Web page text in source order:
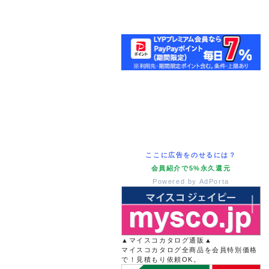
ここに広告をのせるには？
会員紹介で5%永久還元
Powered by AdPorta
▲マイスコカタログ通販▲
マイスコカタログ全商品を会員特別価格
で！見積もり依頼OK。